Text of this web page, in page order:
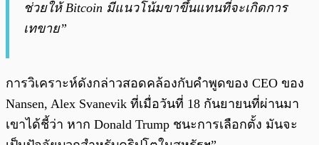
ช่วยให้ Bitcoin มีแนวโน้มขาขึ้นแทนที่จะเกิดการ
เทขาย”
การวิเคราะห์ดังกล่าวสอดคล้องกับคำพูดของ CEO ของ
Nansen, Alex Svanevik ที่เมื่อวันที่ 18 กันยายนที่ผ่านมา
เขาได้ชี้ว่า หาก Donald Trump ชนะการเลือกตั้ง มันจะ